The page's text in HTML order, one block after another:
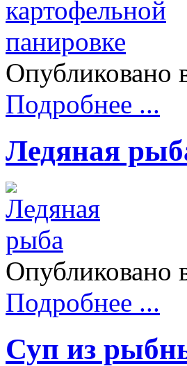
Опубликовано
Подробнее ...
Ледяная
Опубликовано
Подробнее ...
Суп из